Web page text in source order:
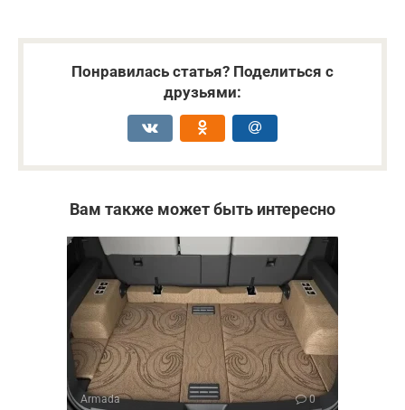
Понравилась статья? Поделиться с
друзьями:
Вам также может быть интересно
Armada 0